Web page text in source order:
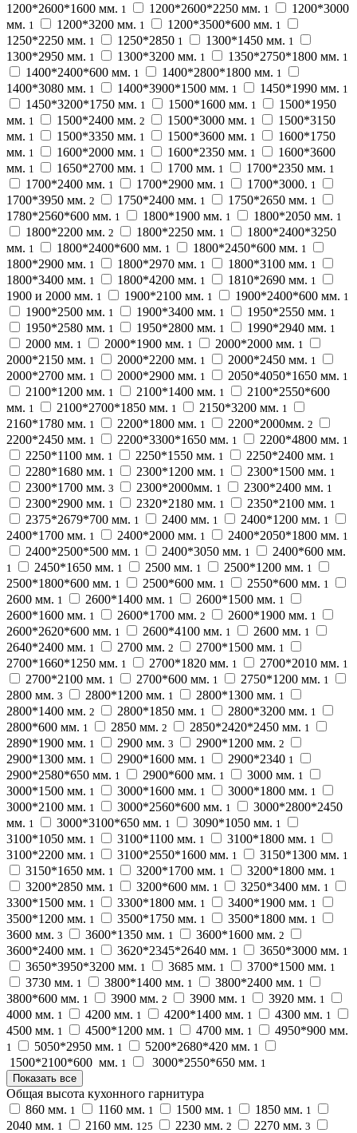
1200*2600*1600 мм. 1 1200*2600*2250 мм. 1
1200*3000
мм. 1 1200*3200 мм. 1 1200*3500*600 мм. 1
1250*2250 мм. 1 1250*2850 1 1300*1450 мм. 1
1300*2950 мм. 1 1300*3200 мм. 1 1350*2750*1800 мм. 1
1400*2400*600 мм. 1 1400*2800*1800 мм. 1
1400*3080 мм. 1 1400*3900*1500 мм. 1 1450*1990 мм. 1
1450*3200*1750 мм. 1 1500*1600 мм. 1
1500*1950
мм. 1 1500*2400 мм. 2 1500*3000 мм. 1
1500*3150
мм. 1 1500*3350 мм. 1 1500*3600 мм. 1
1600*1750
мм. 1 1600*2000 мм. 1 1600*2350 мм. 1
1600*3600
мм. 1 1650*2700 мм. 1 1700 мм. 1 1700*2350 мм. 1
1700*2400 мм. 1 1700*2900 мм. 1 1700*3000. 1
1700*3950 мм. 2 1750*2400 мм. 1 1750*2650 мм. 1
1780*2560*600 мм. 1 1800*1900 мм. 1 1800*2050 мм. 1
1800*2200 мм. 2 1800*2250 мм. 1
1800*2400*3250
мм. 1 1800*2400*600 мм. 1 1800*2450*600 мм. 1
1800*2900 мм. 1 1800*2970 мм. 1 1800*3100 мм. 1
1800*3400 мм. 1 1800*4200 мм. 1 1810*2690 мм. 1
1900 и 2000 мм. 1 1900*2100 мм. 1 1900*2400*600 мм. 1
1900*2500 мм. 1 1900*3400 мм. 1 1950*2550 мм. 1
1950*2580 мм. 1 1950*2800 мм. 1 1990*2940 мм. 1
2000 мм. 1 2000*1900 мм. 1 2000*2000 мм. 1
2000*2150 мм. 1 2000*2200 мм. 1 2000*2450 мм. 1
2000*2700 мм. 1 2000*2900 мм. 1 2050*4050*1650 мм. 1
2100*1200 мм. 1 2100*1400 мм. 1
2100*2550*600
мм. 1 2100*2700*1850 мм. 1 2150*3200 мм. 1
2160*1780 мм. 1 2200*1800 мм. 1 2200*2000мм. 2
2200*2450 мм. 1 2200*3300*1650 мм. 1 2200*4800 мм. 1
2250*1100 мм. 1 2250*1550 мм. 1 2250*2400 мм. 1
2280*1680 мм. 1 2300*1200 мм. 1 2300*1500 мм. 1
2300*1700 мм. 3 2300*2000мм. 1 2300*2400 мм. 1
2300*2900 мм. 1 2320*2180 мм. 1 2350*2100 мм. 1
2375*2679*700 мм. 1 2400 мм. 1 2400*1200 мм. 1
2400*1700 мм. 1 2400*2000 мм. 1 2400*2050*1800 мм. 1
2400*2500*500 мм. 1 2400*3050 мм. 1 2400*600 мм.
1 2450*1650 мм. 1 2500 мм. 1 2500*1200 мм. 1
2500*1800*600 мм. 1 2500*600 мм. 1 2550*600 мм. 1
2600 мм. 1 2600*1400 мм. 1 2600*1500 мм. 1
2600*1600 мм. 1 2600*1700 мм. 2 2600*1900 мм. 1
2600*2620*600 мм. 1 2600*4100 мм. 1 2600 мм. 1
2640*2400 мм. 1 2700 мм. 2 2700*1500 мм. 1
2700*1660*1250 мм. 1 2700*1820 мм. 1 2700*2010 мм. 1
2700*2100 мм. 1 2700*600 мм. 1 2750*1200 мм. 1
2800 мм. 3 2800*1200 мм. 1 2800*1300 мм. 1
2800*1400 мм. 2 2800*1850 мм. 1 2800*3200 мм. 1
2800*600 мм. 1 2850 мм. 2 2850*2420*2450 мм. 1
2890*1900 мм. 1 2900 мм. 3 2900*1200 мм. 2
2900*1300 мм. 1 2900*1600 мм. 1 2900*2340 1
2900*2580*650 мм. 1 2900*600 мм. 1 3000 мм. 1
3000*1500 мм. 1 3000*1600 мм. 1 3000*1800 мм. 1
3000*2100 мм. 1 3000*2560*600 мм. 1
3000*2800*2450
мм. 1 3000*3100*650 мм. 1 3090*1050 мм. 1
3100*1050 мм. 1 3100*1100 мм. 1 3100*1800 мм. 1
3100*2200 мм. 1 3100*2550*1600 мм. 1 3150*1300 мм. 1
3150*1650 мм. 1 3200*1700 мм. 1 3200*1800 мм. 1
3200*2850 мм. 1 3200*600 мм. 1 3250*3400 мм. 1
3300*1500 мм. 1 3300*1800 мм. 1 3400*1900 мм. 1
3500*1200 мм. 1 3500*1750 мм. 1 3500*1800 мм. 1
3600 мм. 3 3600*1350 мм. 1 3600*1600 мм. 2
3600*2400 мм. 1 3620*2345*2640 мм. 1 3650*3000 мм. 1
3650*3950*3200 мм. 1 3685 мм. 1 3700*1500 мм. 1
3730 мм. 1 3800*1400 мм. 1 3800*2400 мм. 1
3800*600 мм. 1 3900 мм. 2 3900 мм. 1 3920 мм. 1
4000 мм. 1 4200 мм. 1 4200*1400 мм. 1 4300 мм. 1
4500 мм. 1 4500*1200 мм. 1 4700 мм. 1 4950*900 мм.
1 5050*2950 мм. 1 5200*2680*420 мм. 1
1500*2100*600 мм. 1 3000*2550*650 мм. 1
Показать все
Общая высота кухонного гарнитура
860 мм. 1 1160 мм. 1 1500 мм. 1 1850 мм. 1
2040 мм. 1 2160 мм. 125 2230 мм. 2 2270 мм. 3